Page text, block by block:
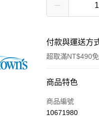
付款與運送方
超取滿NT$490
付款方式
信用卡一次付款
商品特色
商品編號
10671980